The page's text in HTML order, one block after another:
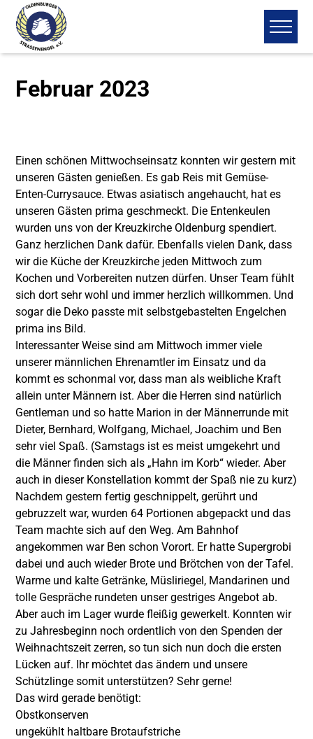
Februar 2023
Einen schönen Mittwochseinsatz konnten wir gestern mit
unseren Gästen genießen. Es gab Reis mit Gemüse-
Enten-Currysauce. Etwas asiatisch angehaucht, hat es
unseren Gästen prima geschmeckt. Die Entenkeulen
wurden uns von der Kreuzkirche Oldenburg spendiert.
Ganz herzlichen Dank dafür. Ebenfalls vielen Dank, dass
wir die Küche der Kreuzkirche jeden Mittwoch zum
Kochen und Vorbereiten nutzen dürfen. Unser Team fühlt
sich dort sehr wohl und immer herzlich willkommen. Und
sogardie Deko passte mit selbstgebastelten Engelchen
prima ins Bild.
Interessanter Weise sind am Mittwoch immer viele
unserer männlichen Ehrenamtler im Einsatz und da
kommt es schonmal vor, dass man als weibliche Kraft
allein unter Männern ist. Aber die Herren sind natürlich
Gentleman und so hatte Marion in der Männerrunde mit
Dieter, Bernhard, Wolfgang, Michael, Joachim und Ben
sehr viel Spaß. (Samstags ist es meist umgekehrt und
die Männer finden sich als „Hahn im Korb“ wieder. Aber
auch in dieser Konstellation kommt der Spaß nie zu kurz)
Nachdem gestern fertig geschnippelt, gerührt und
gebruzzelt war, wurden 64 Portionen abgepackt und das
Team machte sich auf den Weg. Am Bahnhof
angekommen war Ben schon Vorort. Er hatte Supergrobi
dabei und auch wieder Brote und Brötchen von der Tafel.
Warme und kalte Getränke, Müsliriegel, Mandarinen und
tolle Gespräche rundeten unser gestriges Angebot ab.
Aber auch im Lager wurde fleißig gewerkelt. Konnten wir
zu Jahresbeginn noch ordentlich von den Spenden der
Weihnachtszeit zerren, so tun sich nun doch die ersten
Lücken auf. Ihr möchtet das ändern und unsere
Schützlinge somit unterstützen? Sehr gerne!
Das wird gerade benötigt:
Obstkonserven
ungekühlt haltbare Brotaufstriche